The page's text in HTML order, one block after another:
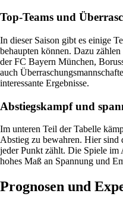
Top-Teams und
In dieser Saison gibt es einige
behaupten können. Dazu
der FC Bayern München,
auch
interessante Ergebnisse.
Abstiegskampf und
Im unteren Teil der Tabelle
Abstieg zu bewahren. Hier sind
jeder Punkt zählt. Die Spiele im
hohes Maß an Spannung und
Prognosen und